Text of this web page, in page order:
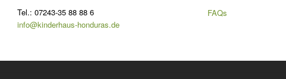
Tel.: 07243-35 88 88 6
info@kinderhaus-honduras.de
FAQs